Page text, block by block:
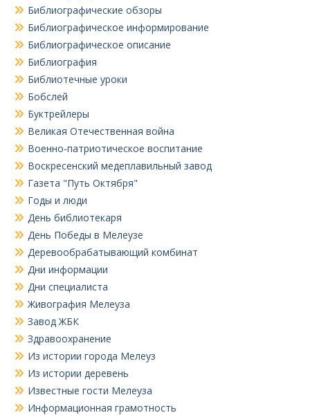
Библиографические обзоры
Библиографическое информирование
Библиографическое описание
Библиография
Библиотечные уроки
Бобслей
Буктрейлеры
Великая Отечественная война
Военно-патриотическое воспитание
Воскресенский медеплавильный завод
Газета "Путь Октября"
Годы и люди
День библиотекаря
День Победы в Мелеузе
Деревообрабатывающий комбинат
Дни информации
Дни специалиста
Живография Мелеуза
Завод ЖБК
Здравоохранение
Из истории города Мелеуз
Из истории деревень
Известные гости Мелеуза
Информационная грамотность